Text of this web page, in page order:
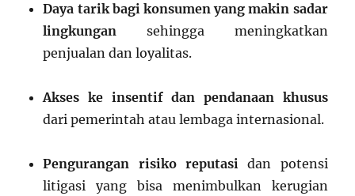
Daya tarik bagi konsumen yang makin sadar
lingkungan sehingga meningkatkan
penjualan dan loyalitas.
Akses ke insentif dan pendanaan khusus
dari pemerintah atau lembaga internasional.
Pengurangan risiko reputasi dan potensi
litigasi yang bisa menimbulkan kerugian